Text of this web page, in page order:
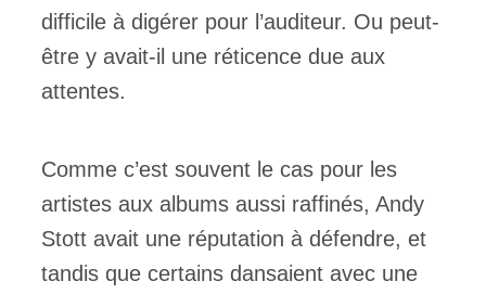
difficile à digérer pour l’auditeur. Ou peut-
être y avait-il une réticence due aux
attentes.
Comme c’est souvent le cas pour les
artistes aux albums aussi raffinés, Andy
Stott avait une réputation à défendre, et
tandis que certains dansaient avec une